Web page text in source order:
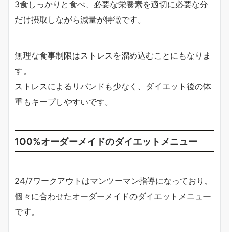
3食しっかりと食べ、必要な栄養素を適切に必要な分
だけ摂取しながら減量が特徴です。
無理な食事制限はストレスを溜め込むことにもなりま
す。
ストレスによるリバンドも少なく、ダイエット後の体
重もキープしやすいです。
100%オーダーメイドのダイエットメニュー
24/7ワークアウトはマンツーマン指導になっており、
個々に合わせたオーダーメイドのダイエットメニュー
です。